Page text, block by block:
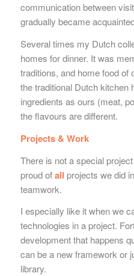
communication between
gradually became
Several times my Dutch
homes for dinner. It was
traditions, and home food
the traditional Dutch kitchen
ingredients as ours (meat,
the flavours are different.
Projects & Work
There is not a special
proud ofall projects we did
teamwork.
I especially like it when we
technologies in a project.
development that happens
can be a new framework or
library.